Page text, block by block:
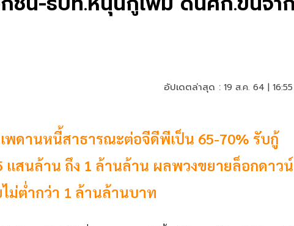
อัปเดตล่าสุด : 19 ส.ค. 64 |
พดานหนี้สาธารณะต่อจีดีพีเป็น 65-70% รับกู้
แสนล้าน ถึง 1 ล้านล้าน ผลพวงขยายล็อกดาวน์
ม่ต่ำกว่า 1 ล้านล้านบาท